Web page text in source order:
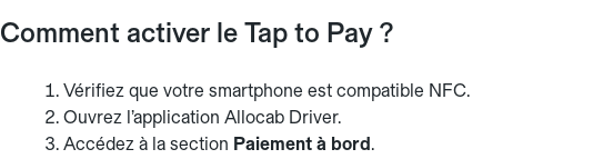
Comment activer le Tap to Pay ?
Vérifiez que votre smartphone est compatible NFC.
Ouvrez l’application Allocab Driver.
Accédez à la section Paiement à bord .